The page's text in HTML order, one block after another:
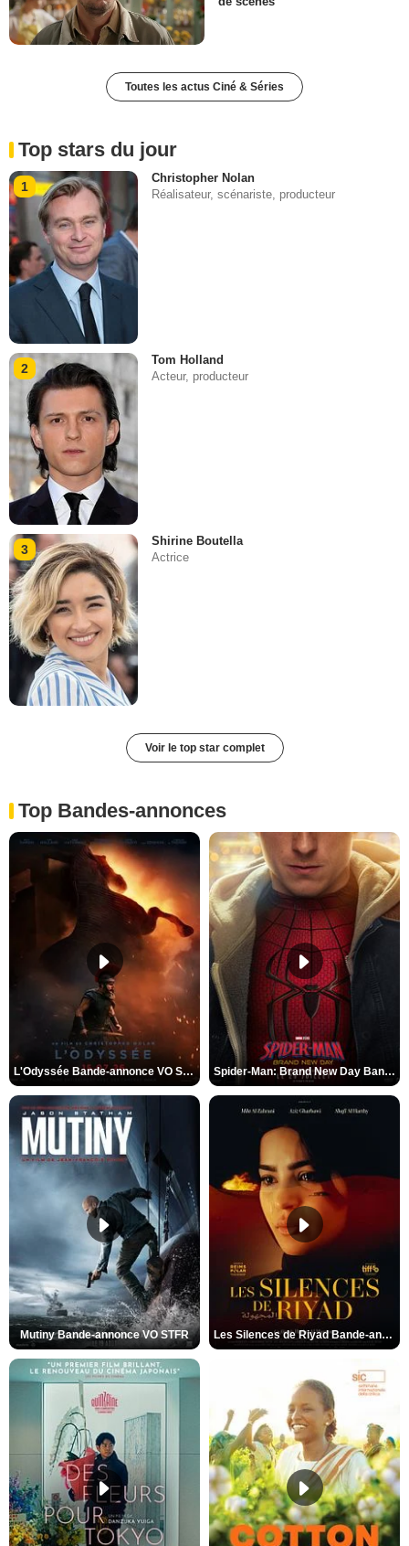
Toutes les actus Ciné & Séries
Top stars du jour
1
Christopher Nolan
Réalisateur, scénariste, producteur
2
Tom Holland
Acteur, producteur
3
Shirine Boutella
Actrice
Voir le top star complet
Top Bandes-annonces
L'Odyssée Bande-annonce VO STFR Spider-Man: Brand New Day Bande-annonce VO STFR
Mutiny Bande-annonce VO STFR Les Silences de Riyad Bande-annonce VO STFR